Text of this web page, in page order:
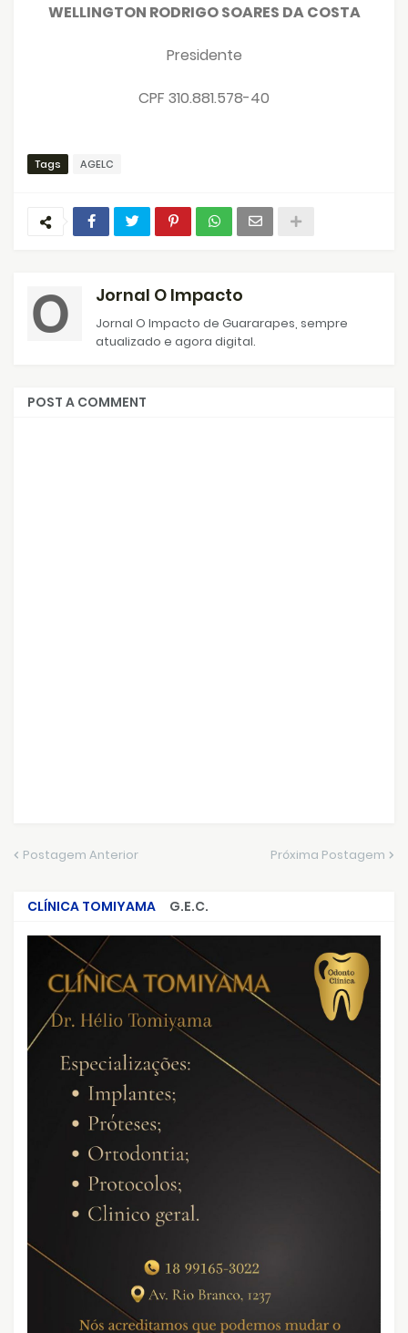
WELLINGTON RODRIGO SOARES DA COSTA
Presidente
CPF 310.881.578-40
Tags AGELC
Jornal O Impacto
Jornal O Impacto de Guararapes, sempre
atualizado e agora digital.
POST A COMMENT
Postagem Anterior Próxima Postagem
CLÍNICA TOMIYAMA
G.E.C.
CRIMES QUE ABALARAM O BRASIL